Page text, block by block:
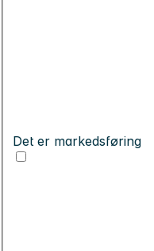
Det er markedsføring